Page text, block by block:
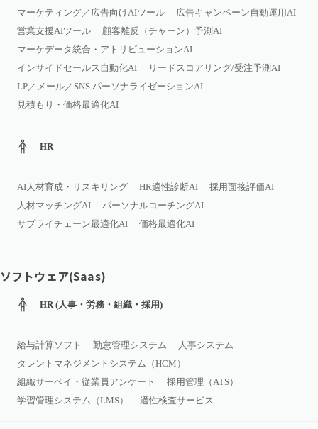
マーケティング／広告向けAIツール
広告キャンペーン自動運用AI
営業支援AIツール
顧客離反（チャーン）予測AI
マーケデータ統合・アトリビューションAI
インサイドセールス自動化AI
リードスコアリング/受注予測AI
LP／メール／SNS パーソナライゼーションAI
見積もり・価格最適化AI
HR
AI人材育成・リスキリング HR適性診断AI
採用面接評価AI
人材マッチングAI
パーソナルコーチングAI
サプライチェーン最適化AI
価格最適化AI
ソフトウェア(Saas)
HR (人事・労務・組織・採用)
給与計算ソフト 勤怠管理システム
人事システム
タレントマネジメントシステム（HCM）
組織サーベイ・従業員アンケート
採用管理（ATS）
学習管理システム（LMS）
適性検査サービス